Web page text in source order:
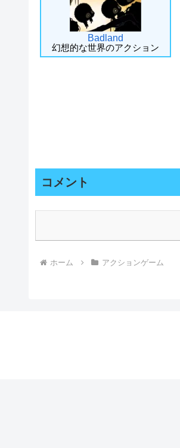
Badland
幻想的な世界のアクション
コメント
ホーム アクションゲーム